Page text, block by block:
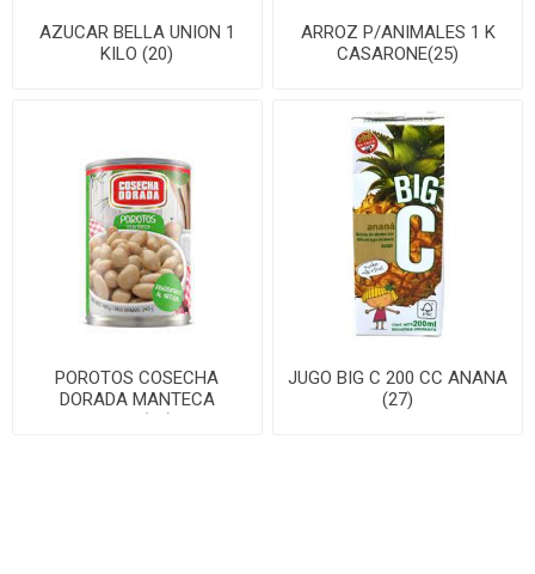
AZUCAR BELLA UNION 1
KILO (20)
ARROZ P/ANIMALES 1 K
CASARONE(25)
POROTOS COSECHA
DORADA MANTECA
400G(24)
JUGO BIG C 200 CC ANANA
(27)